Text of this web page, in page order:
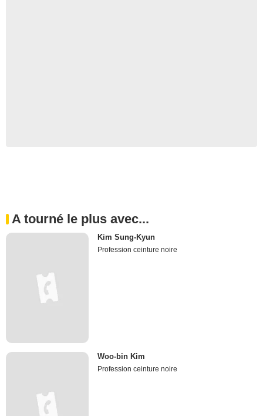
A tourné le plus avec...
Kim Sung-Kyun
Profession ceinture noire
Woo-bin Kim
Profession ceinture noire